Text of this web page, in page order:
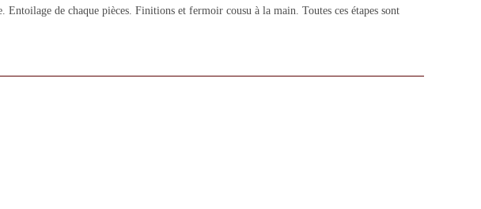
de chaque pièces. Finitions et fermoir cousu à la main. Toutes ces étapes sont